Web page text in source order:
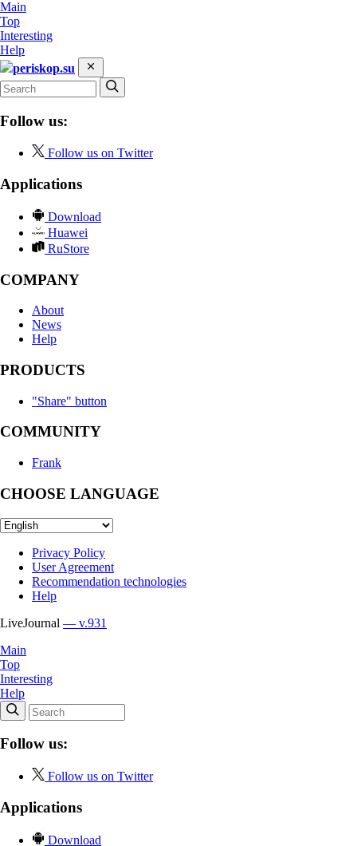
Main
Top
Interesting
Help
periskop.su
Follow us:
Follow us on Twitter
Applications
Download
Huawei
RuStore
COMPANY
About
News
Help
PRODUCTS
"Share" button
COMMUNITY
Frank
CHOOSE LANGUAGE
Privacy Policy
User Agreement
Recommendation technologies
Help
LiveJournal — v.931
Main
Top
Interesting
Help
Follow us:
Follow us on Twitter
Applications
Download